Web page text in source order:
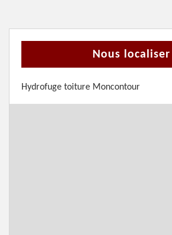
Nous localiser
Hydrofuge toiture Moncontour